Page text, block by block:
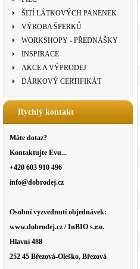
ŠITÍ LÁTKOVÝCH PANENEK
VÝROBA ŠPERKŮ
WORKSHOPY - PŘEDNÁŠKY
INSPIRACE
AKCE A VÝPRODEJ
DÁRKOVÝ CERTIFIKÁT
Rychlý kontakt
Máte dotaz?
Kontaktujte Evu...
+420 603 910 496
info@dobrodej.cz
Osobní vyzvednutí objednávek:
www.dobrodej.cz / InBIO s.r.o.
Hlavní 488
252 45 Březová-Oleško, Březová